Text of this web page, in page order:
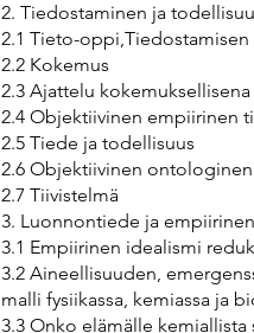
2. Tiedostaminen ja
2.1 Tieto-
2.2 Kokemus
2.3 Ajattelu
2.4 Objektiivinen empiirinen
2.5 Tiede ja todellisuus
2.6 Objektiivinen
2.7 Tiivistelmä
3. Luonnontiede ja
3.1 Empiirinen idealismi
3.2 Aineellisuuden,
malli fysiikassa, kemiassa ja
3.3 Onko elämälle